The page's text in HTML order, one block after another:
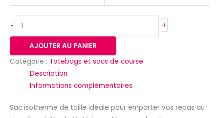
- +
AJOUTER AU PANIER
Catégorie : Totebags et sacs de course
Description
Informations complémentaires
Sac isotherme de taille idéale pour emporter vos repas au